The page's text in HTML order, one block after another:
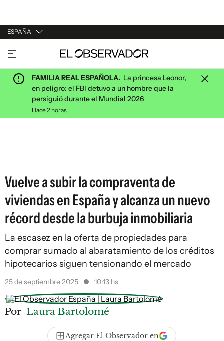
ESPAÑA
URUGUAY
ARGENTINA
ESPAÑA
ESTADOS UNIDOS
FAMILIA REAL ESPAÑOLA. La princesa Leonor,
en peligro: el FBI detuvo a un hombre que la
persiguió durante el Mundial 2026
Hace 2 horas
Vuelve a subir la compraventa de
viviendas en España y alcanza un nuevo
récord desde la burbuja inmobiliaria
La escasez en la oferta de propiedades para
comprar sumado al abaratamiento de los créditos
hipotecarios siguen tensionando el mercado
25 de septiembre 2025 10:13 hs
Por Laura Bartolomé
Agregar El Observador en